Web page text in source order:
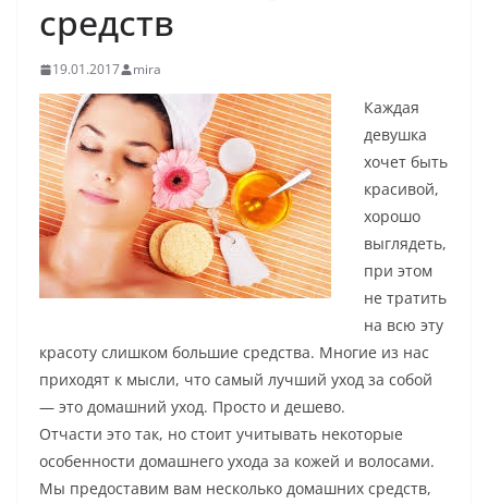
средств
19.01.2017 mira
Каждая
девушка
хочет быть
красивой,
хорошо
выглядеть,
при этом
не тратить
на всю эту
красоту слишком большие средства. Многие из нас
приходят к мысли, что самый лучший уход за собой
— это домашний уход. Просто и дешево.
Отчасти это так, но стоит учитывать некоторые
особенности домашнего ухода за кожей и волосами.
Мы предоставим вам несколько домашних средств,